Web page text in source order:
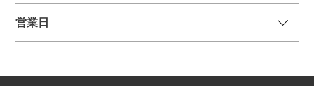
営業日